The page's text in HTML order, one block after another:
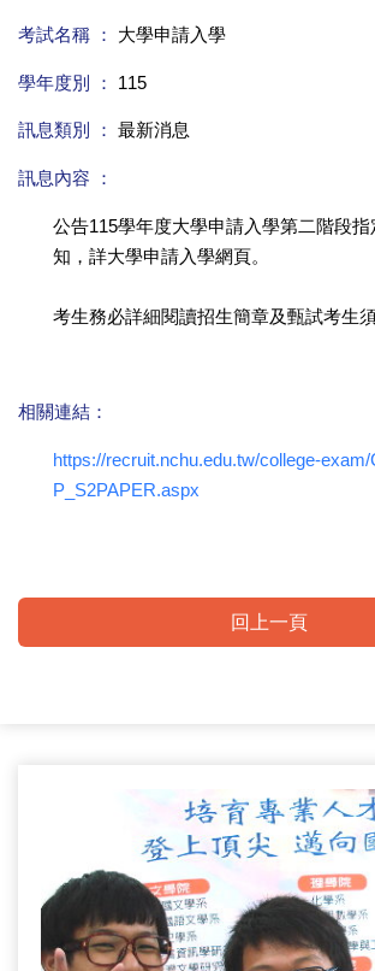
考試名稱 ： 大學申請入學
學年度別 ： 115
訊息類別 ： 最新消息
訊息內容 ：
公告115學年度大學申請入學第二階段
知，詳大學申請入學網頁。
考生務必詳細閱讀招生簡章及甄試考生
相關連結：
https://recruit.nchu.edu.tw/college-
P_S2PAPER.aspx
回上一頁